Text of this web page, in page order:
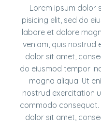
Lorem ipsum dolor
pisicing elit, sed do
labore et dolore
veniam, quis nostrud
dolor sit amet,
do eiusmod tempor
magna aliqua. Ut
nostrud exercitation
commodo
dolor sit amet,